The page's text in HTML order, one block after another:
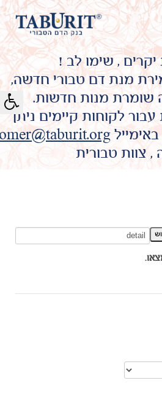
יקרים , שימו לב !
מנת דם טבורי חדשה,
שומרת מנות חדשות.
לקוחות קיימים ניתן
, צוות טבורית
חיפוש מילת מפתח: